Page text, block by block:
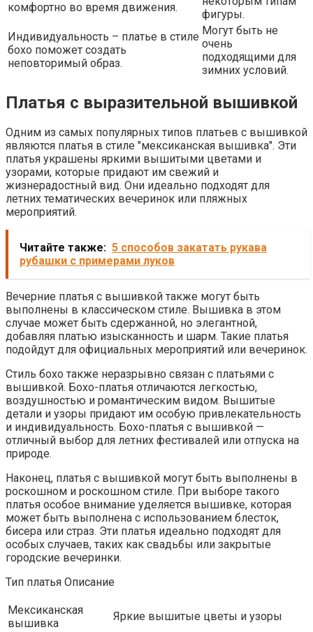
комфортно во время движения.
фигуры.
Индивидуальность – платье в стиле
бохо поможет создать
неповторимый образ.
Могут быть не
очень
подходящими для
зимних условий.
Платья с выразительной вышивкой
Одним из самых популярных типов платьев с вышивкой
являются платья в стиле "мексиканская вышивка". Эти
платья украшены яркими вышитыми цветами и
узорами, которые придают им свежий и
жизнерадостный вид. Они идеально подходят для
летних тематических вечеринок или пляжных
мероприятий.
Читайте также: 5 способов закатать рукава
рубашки с примерами луков
Вечерние платья с вышивкой также могут быть
выполнены в классическом стиле. Вышивка в этом
случае может быть сдержанной, но элегантной,
добавляя платью изысканность и шарм. Такие платья
подойдут для официальных мероприятий или вечеринок.
Стиль бохо также неразрывно связан с платьями с
вышивкой. Бохо-платья отличаются легкостью,
воздушностью и романтическим видом. Вышитые
детали и узоры придают им особую привлекательность
и индивидуальность. Бохо-платья с вышивкой —
отличный выбор для летних фестивалей или отпуска на
природе.
Наконец, платья с вышивкой могут быть выполнены в
роскошном и роскошном стиле. При выборе такого
платья особое внимание уделяется вышивке, которая
может быть выполнена с использованием блесток,
бисера или страз. Эти платья идеально подходят для
особых случаев, таких как свадьбы или закрытые
городские вечеринки.
Тип платья Описание
Мексиканская
вышивка
Яркие вышитые цветы и узоры